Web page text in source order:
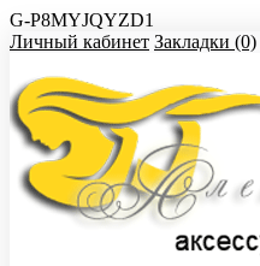
G-P8MYJQYZD1
Личный кабинет Закладки (0)